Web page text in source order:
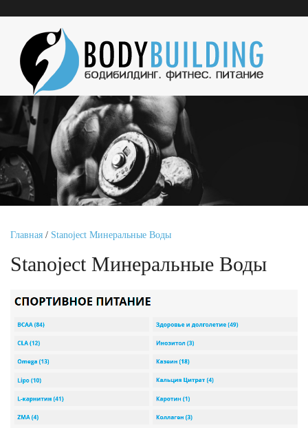
Главная / Stanoject Минеральные Воды
Stanoject Минеральные Воды